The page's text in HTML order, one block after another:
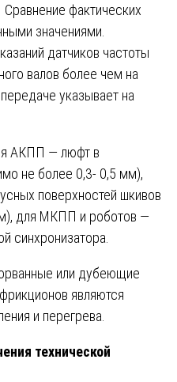
Сравнение фактических
значениями.
датчиков частоты
валов более чем на
указывает на
АКПП — люфт в
не более 0,3- 0,5 мм),
поверхностей шкивов
для МКПП и роботов —
синхронизатора.
или дубеющие
являются
и перегрева.
технической